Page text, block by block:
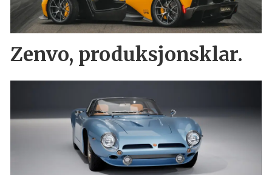
Zenvo, produksjonsklar.